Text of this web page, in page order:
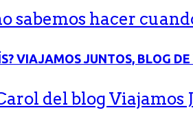
sabemos hacer
del blog Viajamos